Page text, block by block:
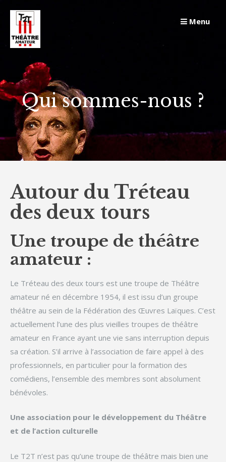
content
Menu
Qui sommes-nous ?
Autour du Tréteau
des deux tours
Une troupe de théâtre
amateur :
Le Tréteau des deux tours est une troupe de Théâtre
amateur né en décembre 1954, il est issu d’un groupe
théâtre au sein de la Fédération des Œuvres Laïques. C’est
actuellement l’une des plus vieilles troupes de théâtre
amateur en France ayant une vie sans interruption depuis
sa création. S’il arrive à l’association de faire appel à des
professionnels, en particulier pour la formation des
comédiens, l’ensemble des membres sont absolument
bénévoles.
Une association pour le développement du Théâtre
et de l’action culturelle
Le T2T n’est pas qu’une troupe de théâtre mais bien une